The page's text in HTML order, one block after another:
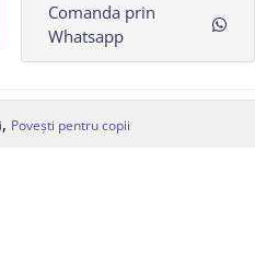
Comanda prin
Whatsapp
, Povești pentru copii